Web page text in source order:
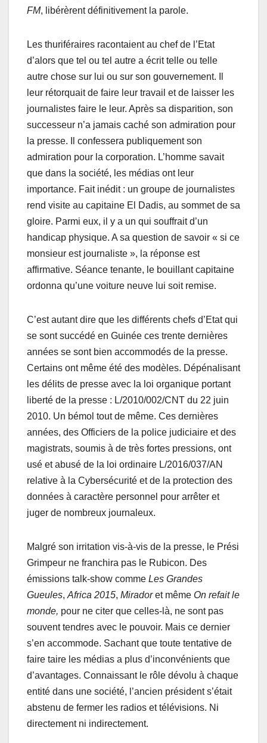
FM, libérèrent définitivement la parole.
Les thuriféraires racontaient au chef de l’Etat
d’alors que tel ou tel autre a écrit telle ou telle
autre chose sur lui ou sur son gouvernement. Il
leur rétorquait de faire leur travail et de laisser les
journalistes faire le leur. Après sa disparition, son
successeur n’a jamais caché son admiration pour
la presse. Il confessera publiquement son
admiration pour la corporation. L’homme savait
que dans la société, les médias ont leur
importance. Fait inédit : un groupe de journalistes
rend visite au capitaine El Dadis, au sommet de sa
gloire. Parmi eux, il y a un qui souffrait d’un
handicap physique. A sa question de savoir « si ce
monsieur est journaliste », la réponse est
affirmative. Séance tenante, le bouillant capitaine
ordonna qu’une voiture neuve lui soit remise.
C’est autant dire que les différents chefs d’Etat qui
se sont succédé en Guinée ces trente dernières
années se sont bien accommodés de la presse.
Certains ont même été des modèles. Dépénalisant
les délits de presse avec la loi organique portant
liberté de la presse : L/2010/002/CNT du 22 juin
2010. Un bémol tout de même. Ces dernières
années, des Officiers de la police judiciaire et des
magistrats, soumis à de très fortes pressions, ont
usé et abusé de la loi ordinaire L/2016/037/AN
relative à la Cybersécurité et de la protection des
données à caractère personnel pour arrêter et
juger de nombreux journaleux.
Malgré son irritation vis-à-vis de la presse, le Prési
Grimpeur ne franchira pas le Rubicon. Des
émissions talk-show comme Les Grandes
Gueules, Africa 2015, Miradoret même On refait le
monde, pour ne citer que celles-là, ne sont pas
souvent tendres avec le pouvoir. Mais ce dernier
s’en accommode. Sachant que toute tentative de
faire taire les médias a plus d’inconvénients que
d’avantages. Connaissant le rôle dévolu à chaque
entité dans une société, l’ancien président s’était
abstenu de fermer les radios et télévisions. Ni
directement ni indirectement.